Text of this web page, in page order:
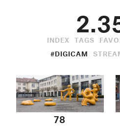
INDEX TAGS
#DIGICAM
78